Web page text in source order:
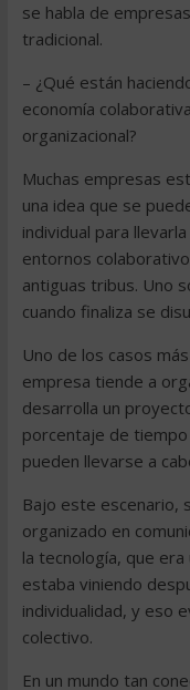
se habla de
tradicional.
– ¿Qué están
economía
organizacional?
Muchas empresas
una idea que se
individual para
entornos
antiguas tribus. Uno
cuando finaliza se
Uno de los casos
empresa tiende a
desarrolla un
porcentaje de
pueden llevarse a
Bajo este escenario,
organizado en
la tecnología, que
estaba viniendo
individualidad, y eso
colectivo.
En un mundo tan